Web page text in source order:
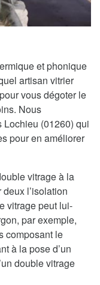
et phonique
artisan vitrier
vous dégoter le
Nous
(01260) qui
pour en améliorer
vitrage à la
l’isolation
vitrage peut lui-
par exemple,
composant le
à la pose d’un
double vitrage